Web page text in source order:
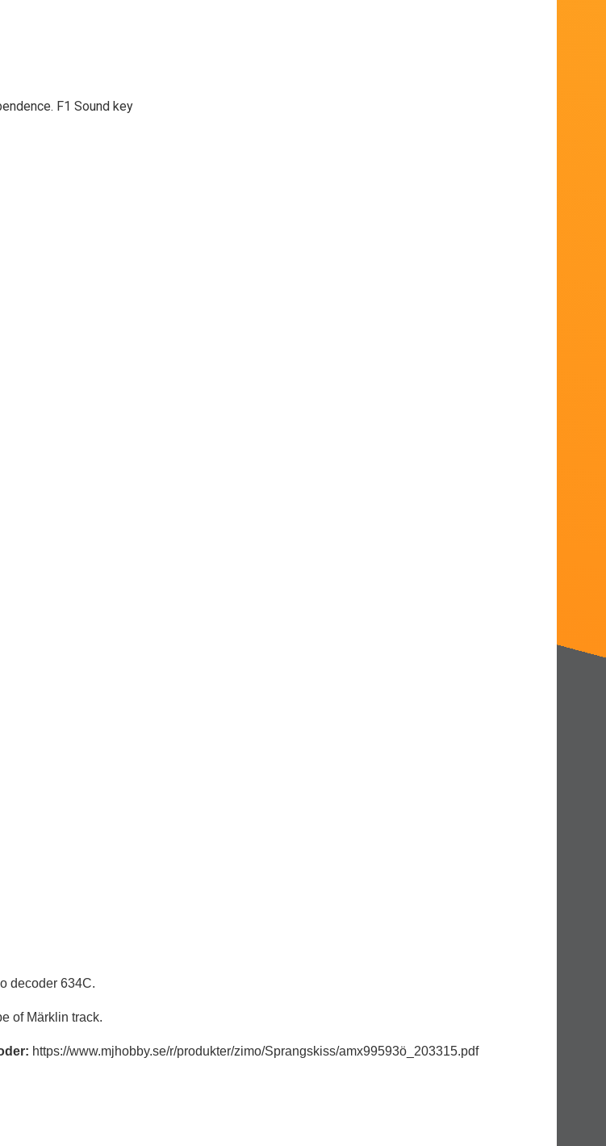
F1 Sound key
decoder 634C.
of Märklin track.
https://www.mjhobby.se/r/produkter/zimo/Sprangskiss/amx99593ö_203315.pdf